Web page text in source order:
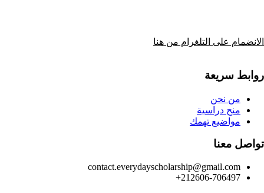
الانضمام على التلغرام من هنا
روابط سريعة
من نحن
منح دراسية
مواضيع تهمك
تواصل معنا
contact.everydayscholarship@gmail.com
212606-706497+